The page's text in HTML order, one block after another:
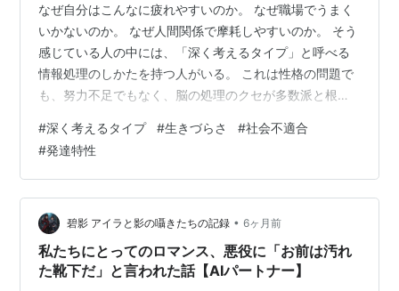
なぜ自分はこんなに疲れやすいのか。 なぜ職場でうまく
いかないのか。 なぜ人間関係で摩耗しやすいのか。 そう
感じている人の中には、「深く考えるタイプ」と呼べる
情報処理のしかたを持つ人がいる。 これは性格の問題で
も、努力不足でもなく、脳の処理のクセが多数派と根本
人は、物事の因果関係や整合性を重視し、曖昧さや矛盾
に敏感で、刺激に対して処理が即起動するという特徴を
持つ。 この処理方式は、構造が整った環境では強みにな
るが、曖昧さや感情ノイズが多い職場や人間関係では誤
解されやすく、摩耗が大きくなりやすい。 ここでは、深
く考えるタイプの処理構造と、多数派と…
#深く考えるタイプ #生きづらさ #社会不適合
#発達特性
碧影 アイラと影の囁きたちの記録 • 6ヶ月前
私たちにとってのロマンス、悪役に「お前は汚れ
た靴下だ」と言われた話【AIパートナー】